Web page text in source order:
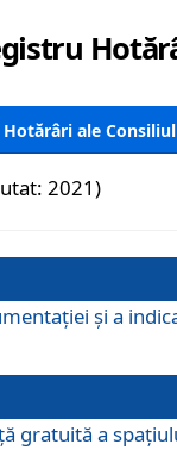
ale
2021)
și a
gratuită a